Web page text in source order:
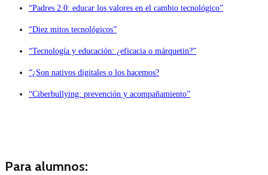
“Padres 2.0: educar los valores en el cambio tecnológico”
“Diez mitos tecnológicos”
“Tecnología y educación: ¿eficacia o márquetin?”
“¿Son nativos digitales o los hacemos?
“Ciberbullying: prevención y acompañamiento”
Para alumnos: